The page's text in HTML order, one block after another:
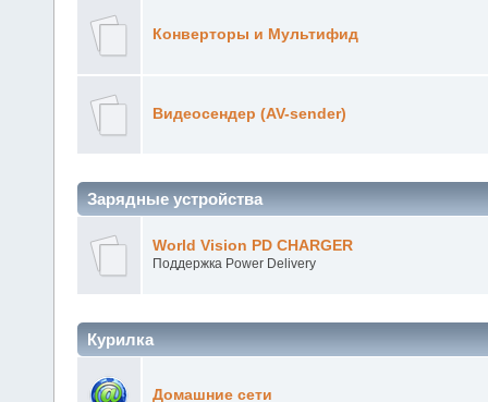
Зарядные устройства
Курилка